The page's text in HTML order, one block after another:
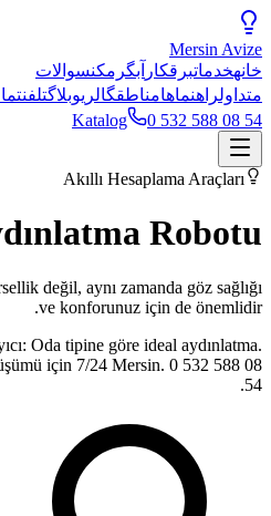
Mersin Avize
خانهخدماتبرقکار آبگرمکنسوالات
متداولراهنماهامناطقگالریوبلاگتلفن
Katalog
0 532 588 08 54
Akıllı Hesaplama Araçları
Robotu
değil, aynı zamanda göz sağlığı
ve konforunuz için de önemlidir.
Oda tipine göre ideal aydınlatma.
için 7/24 Mersin. 0 532 588 08
54.